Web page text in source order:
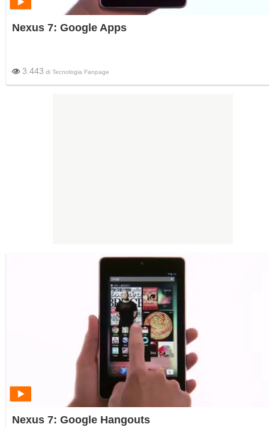
Nexus 7: Google Apps
3.443 di Tecnologia Fanpage
Nexus 7: Google Hangouts